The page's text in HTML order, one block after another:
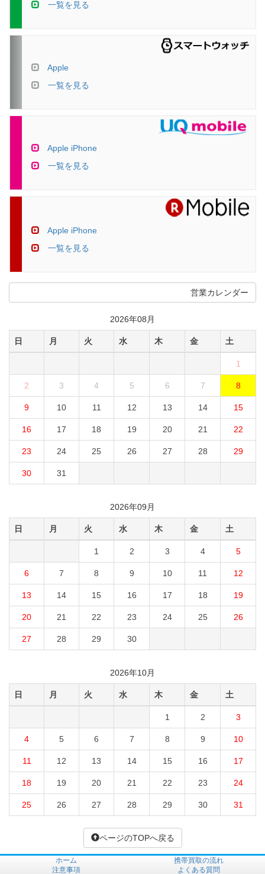
一覧を見る
Apple
一覧を見る
Apple iPhone
一覧を見る
Apple iPhone
一覧を見る
営業カレンダー
2026年08月
日 月 火 水 木 金 土
1
2 3 4 5 6 7 8
9 10 11 12 13 14 15
16 17 18 19 20 21 22
23 24 25 26 27 28 29
30 31
2026年09月
日 月 火 水 木 金 土
1 2 3 4 5
6 7 8 9 10 11 12
13 14 15 16 17 18 19
20 21 22 23 24 25 26
27 28 29 30
2026年10月
日 月 火 水 木 金 土
1 2 3
4 5 6 7 8 9 10
11 12 13 14 15 16 17
18 19 20 21 22 23 24
25 26 27 28 29 30 31
ページのTOPへ戻る
ホーム
携帯買取の流れ
注意事項
よくある質問